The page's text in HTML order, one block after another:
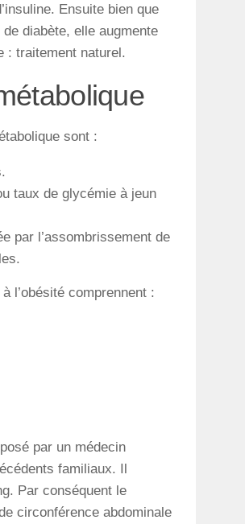
Ensuite bien que
de diabète, elle augmente
: traitement naturel.
sont :
taux de glycémie à jeun
par l’assombrissement de
l’obésité comprennent :
posé par un médecin
familiaux. Il
. Par conséquent le
circonférence abdominale